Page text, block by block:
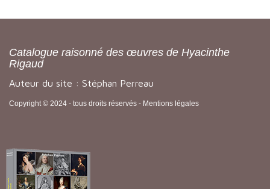
Catalogue raisonné des œuvres de Hyacinthe
Rigaud
Auteur du site : Stéphan Perreau
Copyright © 2024 - tous droits réservés - Mentions légales